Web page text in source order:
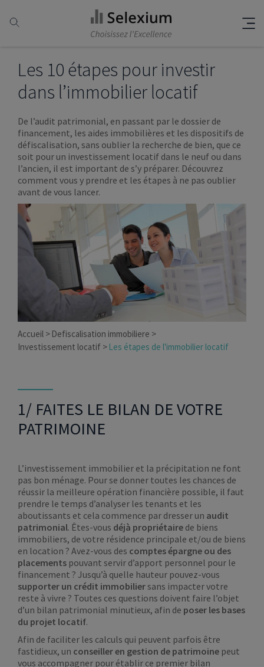
Les 10 étapes pour investir
dans l’immobilier locatif
De l’audit patrimonial, en passant par le dossier de
financement, les aides immobilières et les dispositifs de
défiscalisation, sans oublier la recherche de bien, que ce
soit pour un investissement locatif dans le neuf ou dans
l’ancien, il est important de s’y préparer. Découvrez
comment vous y prendre et les étapes à ne pas oublier
avant de vous lancer.
Accueil
Defiscalisation immobiliere
Investissement locatif
Les étapes de l'immobilier locatif
1/ FAITES LE BILAN DE VOTRE
PATRIMOINE
L’investissement immobilier et la précipitation ne font
pas bon ménage. Pour se donner toutes les chances de
réussir la meilleure opération financière possible, il faut
prendre le temps d’analyser les tenants et les
aboutissants et cela commence par dresser un audit
patrimonial. Êtes-vous déjà propriétaire de biens
immobiliers, de votre résidence principale et/ou de biens
en location ? Avez-vous des comptes épargne ou des
placements pouvant servir d’apport personnel pour le
financement ? Jusqu’à quelle hauteur pouvez-vous
supporter un crédit immobiliersans impacter votre
reste à vivre ? Toutes ces questions doivent faire l’objet
d’un bilan patrimonial minutieux, afin de poser les bases
du projet locatif.
Afin de faciliter les calculs qui peuvent parfois être
fastidieux, un conseiller en gestion de patrimoine peut
vous accompagner pour établir ce premier bilan